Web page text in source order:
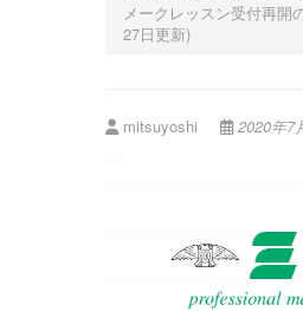
メークレッスン受付再開
27日更新)
mitsuyoshi 2020年7